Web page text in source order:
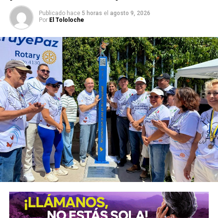
semejante rito como de aquelarre.
Que nadie sabe y que nadie supo quién lo hace y con qué
recursos, pero aseguran quese han visto a albañiles y
material de construcción “incuantificable” e
irrastreable de una obra de la que–cuenta la leyenda-
todos guardan silencio sepulcral.
Siga leyendo bajo su propio riesgo, Culto Público, porque
si esos misteriosos eventos le han puesto la piel de
gallina, lo que a continuación le relataré quizás no lo deje
dormir hoy por la noche. Que conste que le recomiendo y
advierto tener a la mano una estampita de un
“Detente Satanás” o una imagen bendita de San
Benito.
Voces y cuenta cuentos han circulado en lo quedito, con
sigilo pero también con bastante solemnidad de la que da
miedo, que las obras del Parque Tangamanga I están
Publicado hace 5 horas el agosto 9, 2026
Por El Tololoche